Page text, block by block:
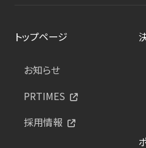
トップページ
お知らせ
PRTIMES
採用情報